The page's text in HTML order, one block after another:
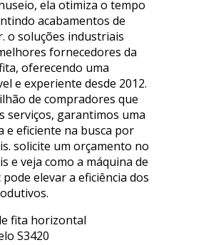
ela otimiza o tempo
acabamentos de
o soluções industriais
fornecedores da
oferecendo uma
e experiente desde 2012.
de compradores que
serviços, garantimos uma
e eficiente na busca por
solicite um orçamento no
e veja como a máquina de
elevar a eficiência dos